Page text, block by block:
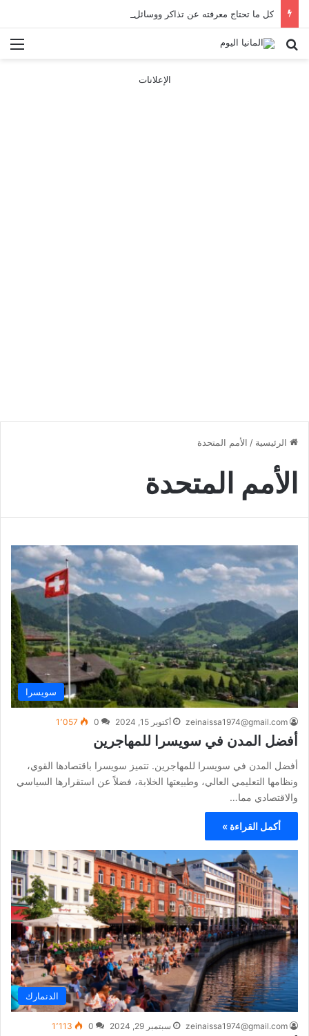
كل ما تحتاج معرفته عن تذاكر ووسائل النقل في باريس 2025
بحث عن
الإعلانات
الرئيسية / الأمم المتحدة
الأمم المتحدة
سويسرا
zeinaissa1974@gmail.com أكتوبر 15, 2024 0 1٬057
أفضل المدن في سويسرا للمهاجرين
أفضل المدن في سويسرا للمهاجرين. تتميز سويسرا باقتصادها القوي،
ونظامها التعليمي العالي، وطبيعتها الخلابة، فضلاً عن استقرارها السياسي
والاقتصادي مما…
أكمل القراءة »
الدنمارك
zeinaissa1974@gmail.com سبتمبر 29, 2024 0 1٬113